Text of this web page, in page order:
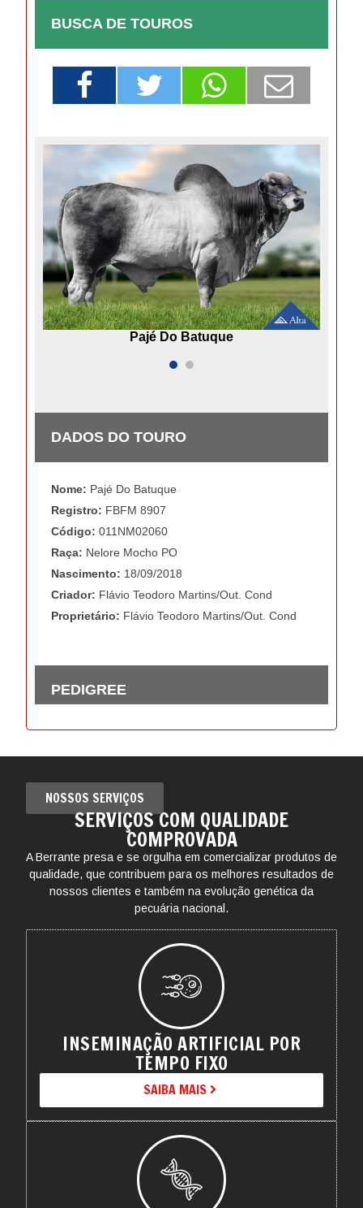
NOSSOS SERVIÇOS
SERVIÇOS COM QUALIDADE
COMPROVADA
A Berrante presa e se orgulha em comercializar produtos de
qualidade, que contribuem para os melhores resultados de
nossos clientes e também na evolução genética da
pecuária nacional.
INSEMINAÇÃO ARTIFICIAL POR
TEMPO FIXO
SAIBA MAIS